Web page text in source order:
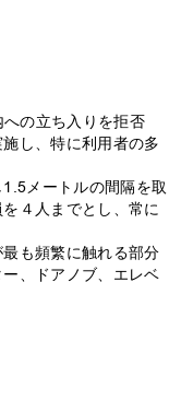
の立ち入りを拒否
し、特に利用者の多
メートルの間隔を取
４人までとし、常に
も頻繁に触れる部分
、ドアノブ、エレベ